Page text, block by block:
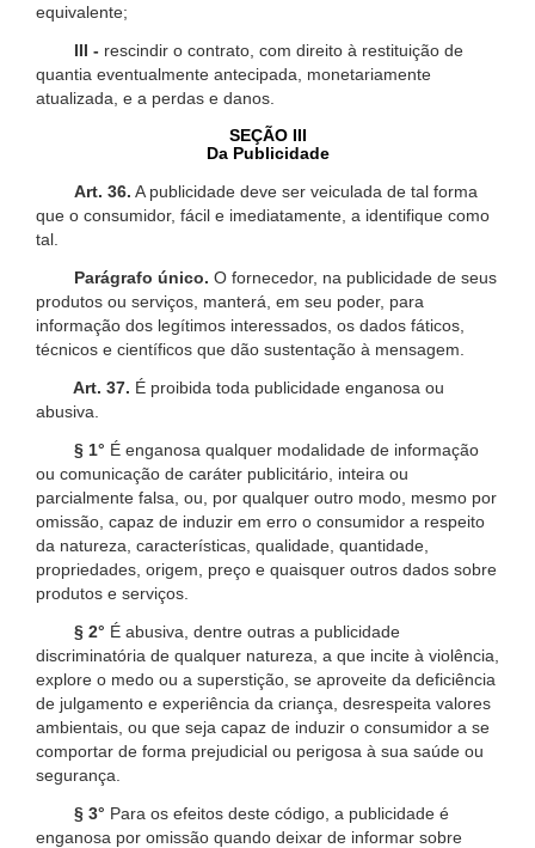
equivalente;
III - rescindir o contrato, com direito à restituição de
quantia eventualmente antecipada, monetariamente
atualizada, e a perdas e danos.
SEÇÃO III
Da Publicidade
Art. 36. A publicidade deve ser veiculada de tal forma
que o consumidor, fácil e imediatamente, a identifique como
tal.
Parágrafo único. O fornecedor, na publicidade de seus
produtos ou serviços, manterá, em seu poder, para
informação dos legítimos interessados, os dados fáticos,
técnicos e científicos que dão sustentação à mensagem.
Art. 37. É proibida toda publicidade enganosa ou
abusiva.
§ 1° É enganosa qualquer modalidade de informação
ou comunicação de caráter publicitário, inteira ou
parcialmente falsa, ou, por qualquer outro modo, mesmo por
omissão, capaz de induzir em erro o consumidor a respeito
da natureza, características, qualidade, quantidade,
propriedades, origem, preço e quaisquer outros dados sobre
produtos e serviços.
§ 2° É abusiva, dentre outras a publicidade
discriminatória de qualquer natureza, a que incite à violência,
explore o medo ou a superstição, se aproveite da deficiência
de julgamento e experiência da criança, desrespeita valores
ambientais, ou que seja capaz de induzir o consumidor a se
comportar de forma prejudicial ou perigosa à sua saúde ou
segurança.
§ 3° Para os efeitos deste código, a publicidade é
enganosa por omissão quando deixar de informar sobre